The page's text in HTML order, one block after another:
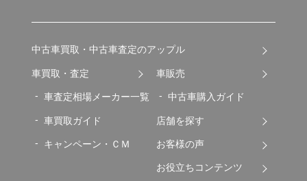
中古車買取・中古車査定のアップル
車買取・査定
車査定相場メーカー一覧
車買取ガイド
キャンペーン・ＣＭ
車販売
中古車購入ガイド
店舗を探す
お客様の声
お役立ちコンテンツ